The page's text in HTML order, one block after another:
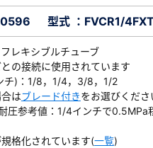
型式 ：FVCR1/
レキシブルチューブ
の接続に使用されています
チ)：1/8，1/4，3/8，1/2
はブレード付きをお選びくださ
圧参考値：1/4インチで0.5MPa
格化されています(一覧)
※メールアドレスを忘れた方